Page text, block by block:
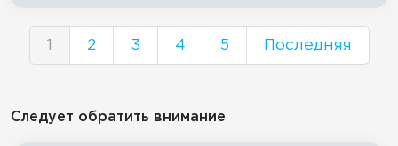
1 2 3 4 5 Последняя
Следует обратить внимание